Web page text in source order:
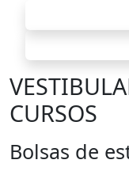
CURSOS
Bolsas de